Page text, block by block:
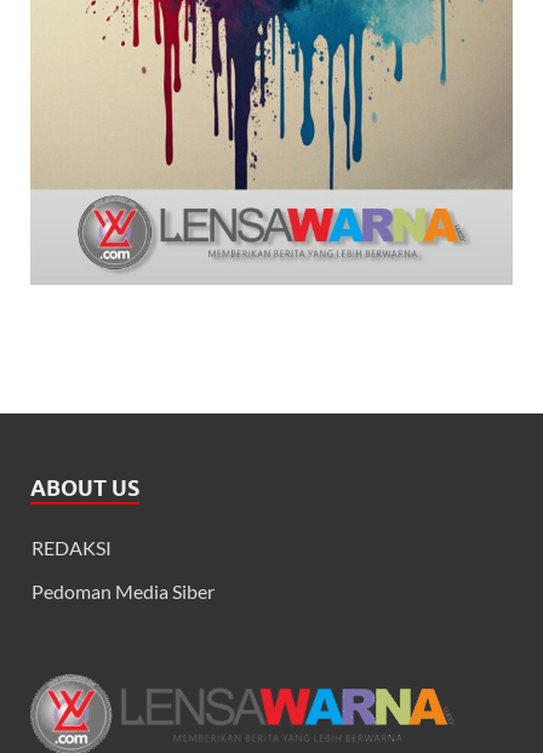
ABOUT US
REDAKSI
Pedoman Media Siber